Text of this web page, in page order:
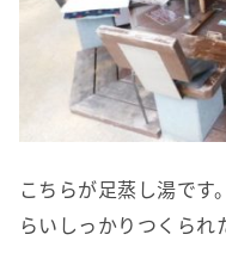
こちらが足蒸し湯です
らいしっかりつくられ